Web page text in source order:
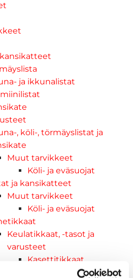
ja ikkunalistat
, köli-, törmäyslistat ja
Muut tarvikkeet
Köli- ja eväsuojat
ja kansikatteet
Muut tarvikkeet
Köli- ja eväsuojat
Keulatikkaat, -tasot ja
varusteet
Kasettitikkaat
Keulatikkaat